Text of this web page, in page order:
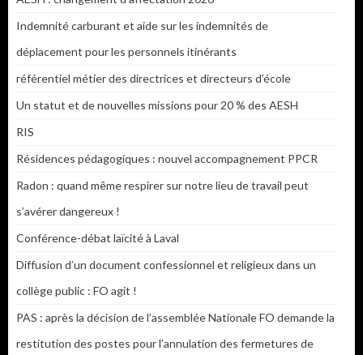
Indemnité carburant et aide sur les indemnités de
déplacement pour les personnels itinérants
référentiel métier des directrices et directeurs d’école
Un statut et de nouvelles missions pour 20 % des AESH
RIS
Résidences pédagogiques : nouvel accompagnement PPCR
Radon : quand même respirer sur notre lieu de travail peut
s’avérer dangereux !
Conférence-débat laïcité à Laval
Diffusion d’un document confessionnel et religieux dans un
collège public : FO agit !
PAS : après la décision de l’assemblée Nationale FO demande la
restitution des postes pour l’annulation des fermetures de